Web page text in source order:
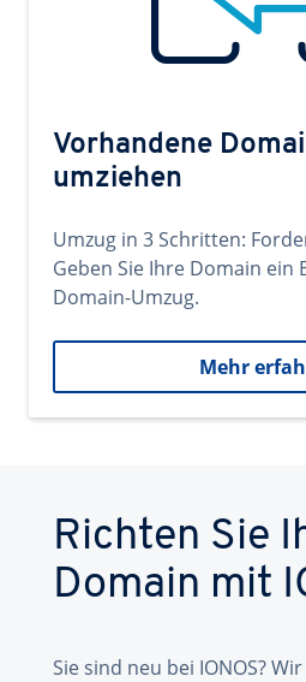
Vorhandene
umziehen
Umzug in 3 Schritten:
Geben Sie Ihre Domain ein
Domain-Umzug.
Mehr
Richten Sie
Domain mit
Sie sind neu bei IONOS?